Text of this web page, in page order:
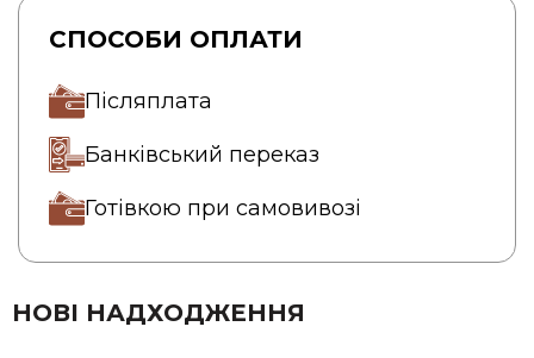
СПОСОБИ ОПЛАТИ
Післяплата
Банківський переказ
Готівкою при самовивозі
НОВІ НАДХОДЖЕННЯ